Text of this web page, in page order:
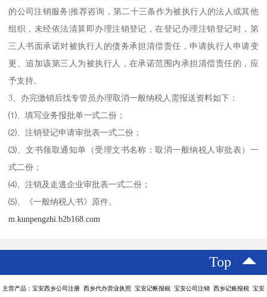
的公司注销服务|推荐咨询，第二十三条作为被执行人的法人或其他
组织，未经依法清算即办理注销登记，在登记办理注销登记时，第
三人书面承诺对被执行人的债务承担清偿责任，申请执行人申请变
更、追加该第三人为被执行人，在承诺范围内承担清偿责任的，应
予支持。
3、办完缴销后找专管员办理取消一般纳税人需报送资料如下：
⑴、填写业务报批单一式二份；
⑵、注销登记申请审批表一式二份；
⑶、文书领取通知单（受理文书名称：取消一般纳税人审批表）一
式二份；
⑷、注销及走逃企业审批表一式二份；
⑸、《一般纳税人书》原件。
m.kunpengzhi.b2b168.com
Top
主营产品：宝安西乡公司注册 西乡代办营业执照 宝安记帐报税 宝安公司注销 西乡记账报税 宝安